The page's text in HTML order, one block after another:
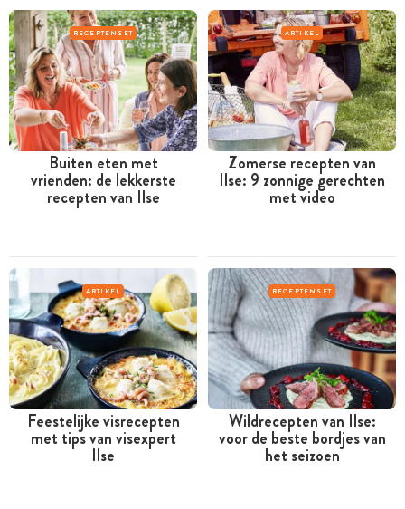
RECEPTENSET
Buiten eten met
vrienden: de lekkerste
recepten van Ilse
ARTIKEL
Zomerse recepten van
Ilse: 9 zonnige gerechten
met video
ARTIKEL
Feestelijke visrecepten
met tips van visexpert
Ilse
RECEPTENSET
Wildrecepten van Ilse:
voor de beste bordjes van
het seizoen